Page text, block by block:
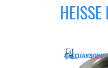
HEISSE